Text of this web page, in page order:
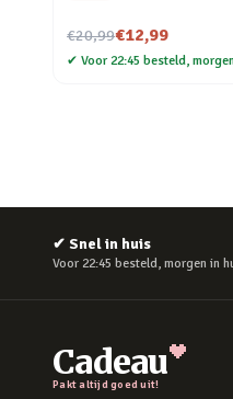
€20,99
Nu voor€12,99
✔ Voor 22:45 besteld,
✔ Snel in huis
Voor 22:45 besteld, morgen in
Cadeau
Pakt altijd goed uit!